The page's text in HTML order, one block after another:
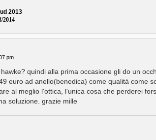
2013
2014
pm
quindi alla prima occasione gli do un
euro ad anello(benedica) come qualità come
al meglio l'ottica, l'unica cosa che perderei
soluzione. grazie mille